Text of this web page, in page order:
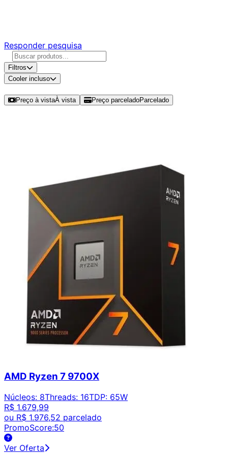
Responder pesquisa
Filtros
Cooler incluso
Preço à vistaÀ vista Preço parceladoParcelado
AMD Ryzen 7 9700X
Núcleos: 8Threads: 16TDP: 65W
R$ 1.679,99
ou R$ 1.976,52 parcelado
PromoScore:50
Ver Oferta